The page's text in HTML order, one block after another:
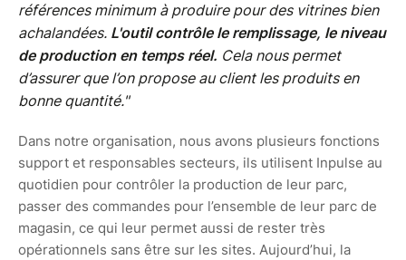
références minimum à produire pour des vitrines bien
achalandées. L'outil contrôle le remplissage, le niveau
de production en temps réel. Cela nous permet
d’assurer que l’on propose au client les produits en
bonne quantité."
Dans notre organisation, nous avons plusieurs fonctions
support et responsables secteurs, ils utilisent Inpulse au
quotidien pour contrôler la production de leur parc,
passer des commandes pour l’ensemble de leur parc de
magasin, ce qui leur permet aussi de rester très
opérationnels sans être sur les sites. Aujourd’hui, la